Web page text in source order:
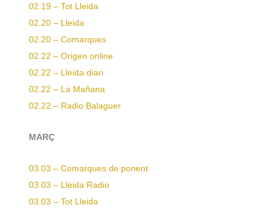
02.19 – Tot Lleida
02.20 – Lleida
02.20 – Comarques
02.22 – Origen online
02.22 – Lleida diari
02.22 – La Mañana
02.22 – Radio Balaguer
MARÇ
03.03 – Comarques de ponent
03.03 – Lleida Radio
03.03 – Tot Lleida